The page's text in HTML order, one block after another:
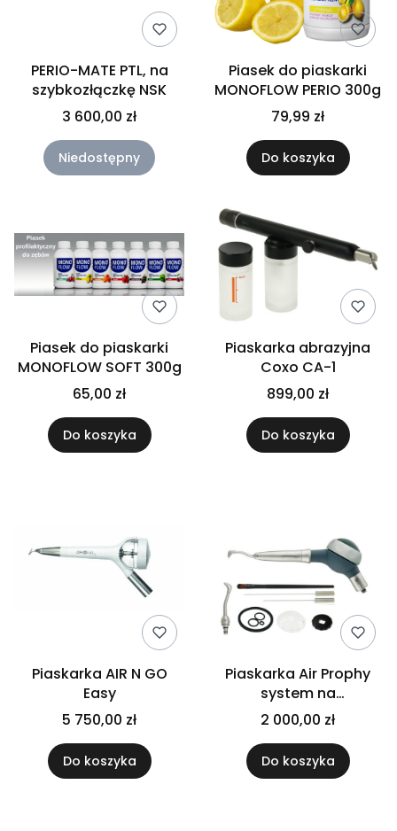
PERIO-MATE PTL, na
szybkozłączkę NSK
3 600,00 zł
Niedostępny
Piasek do piaskarki
MONOFLOW PERIO 300g
79,99 zł
Do koszyka
Piasek do piaskarki
MONOFLOW SOFT 300g
65,00 zł
Do koszyka
Piaskarka abrazyjna
Coxo CA-1
899,00 zł
Do koszyka
Piaskarka AIR N GO
Easy
5 750,00 zł
Do koszyka
Piaskarka Air Prophy
system na
szybkozłączkę
2 000,00 zł
Do koszyka